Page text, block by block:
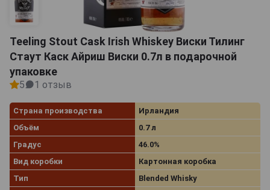
Teeling Stout Cask Irish Whiskey Виски Тилинг
Стаут Каск Айриш Виски 0.7л в подарочной
упаковке
5 1 отзыв
Страна производства
Ирландия
Объём
0.7 л
Градус
46.0%
Вид коробки
Картонная коробка
Тип
Blended Whisky